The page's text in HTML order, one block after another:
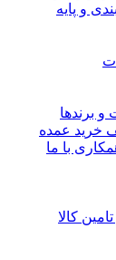
و پایه
برندها
خرید عمده
با ما
کالا